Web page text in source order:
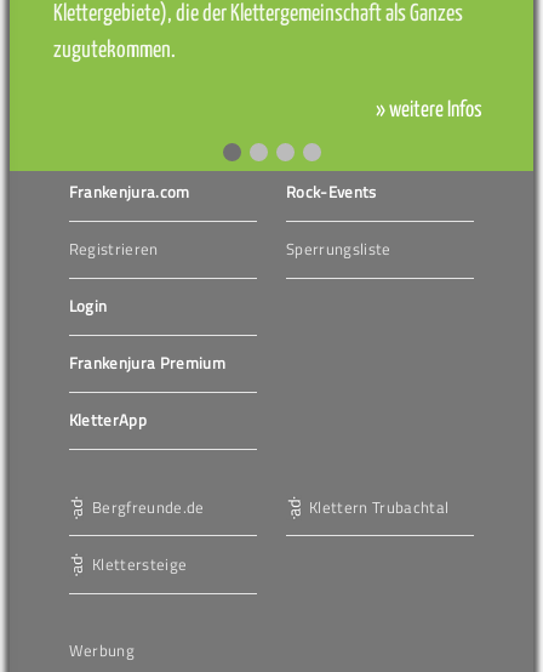
Klettergebiete), die der Klettergemeinschaft als Ganzes
zugutekommen.
» weitere Infos
Frankenjura.com
Registrieren
Login
Frankenjura Premium
KletterApp
Rock-Events
Sperrungsliste
Bergfreunde.de
Klettersteige
Klettern Trubachtal
Werbung